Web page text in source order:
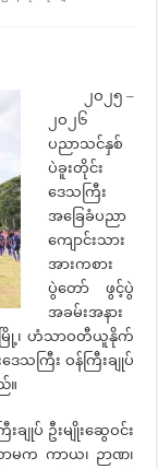
၂ဝ၂၅ –
၂ဝ၂၆
ပညာသင်နှစ်
ပဲခူးတိုင်း
ဒေသကြီး
အခြေခံပညာ
ကျောင်းသား
အားကစား
ပွဲတော် ဖွင့်ပွဲ
အခမ်းအနား
မြို့၊ ဟံသာဝတီယူနိုက်
သကြီး ဝန်ကြီးချုပ်
။
ျုပ် ဦးမျိုး‌ဆွေဝင်း
မက ကာယ၊ ဉာဏ၊